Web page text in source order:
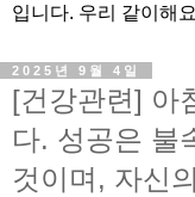
입니다. 우리 같이해
2025년 9월 4일
[건강관련] 아
다. 성공은 불
것이며, 자신